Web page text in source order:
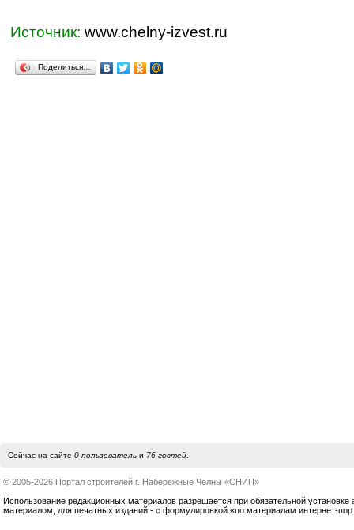
Источник: www.chelny-izvest.ru
Поделиться…
Сейчас на сайте 0 пользовательи 76 гостей.
© 2005-2026 Портал строителей г. Набережные Челны «СНИП»
Использование редакционных материалов разрешается при обязательной установке
материалом, для печатных изданий - с формулировкой «по материалам интернет-